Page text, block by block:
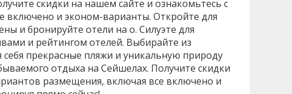
скидки на нашем сайте и ознакомьтесь с
включено и эконом-варианты. Откройте для
и бронируйте отели на о. Силуэте для
и рейтингом отелей. Выбирайте из
прекрасные пляжи и уникальную природу
отдыха на Сейшелах. Получите скидки
размещения, включая все включено и